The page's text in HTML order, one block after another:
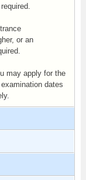
or an
may apply for the
dates